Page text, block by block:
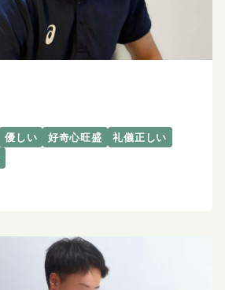
優しい 好奇心旺盛
礼儀正しい